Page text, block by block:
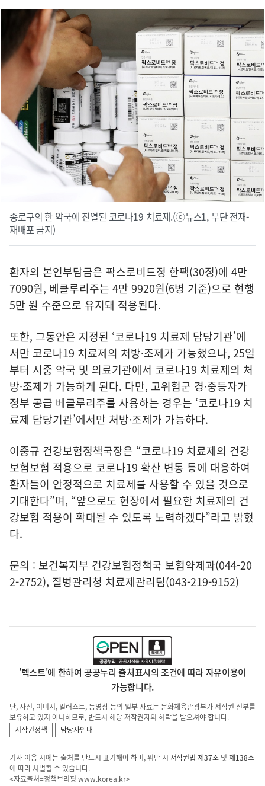
종로구의 한 약국에 진열된 코로나19 치료제.(ⓒ뉴스1, 무단 전재-
재배포 금지)
환자의 본인부담금은 팍스로비드정 한팩(30정)에 4만
7090원, 베클루리주는 4만 9920원(6병 기준)으로 현행
5만 원 수준으로 유지돼 적용된다.
또한, 그동안은 지정된 ‘코로나19 치료제 담당기관’에
서만 코로나19 치료제의 처방·조제가 가능했으나, 25일
부터 시중 약국 및 의료기관에서 코로나19 치료제의 처
방·조제가 가능하게 된다. 다만, 고위험군 경·중등자가
정부 공급 베클루리주를 사용하는 경우는 ‘코로나19 치
료제 담당기관’에서만 처방·조제가 가능하다.
이중규 건강보험정책국장은 “코로나19 치료제의 건강
보험보험 적용으로 코로나19 확산 변동 등에 대응하여
환자들이 안정적으로 치료제를 사용할 수 있을 것으로
기대한다”며, “앞으로도 현장에서 필요한 치료제의 건
강보험 적용이 확대될 수 있도록 노력하겠다”라고 밝혔
다.
문의 : 보건복지부 건강보험정책국 보험약제과(044-20
2-2752), 질병관리청 치료제관리팀(043-219-9152)
'텍스트'에 한하여 공공누리 출처표시의 조건에 따라 자유이용이
가능합니다.
단, 사진, 이미지, 일러스트, 동영상 등의 일부 자료는 문화체육관광부가 저작권 전부를
보유하고 있지 아니하므로, 반드시 해당 저작권자의 허락을 받으셔야 합니다.
저작권정책
담당자안내
기사 이용 시에는 출처를 반드시 표기해야 하며, 위반 시 저작권법 제37조 및제138조
에 따라 처벌될 수 있습니다.
<자료출처=정책브리핑 www.korea.kr>